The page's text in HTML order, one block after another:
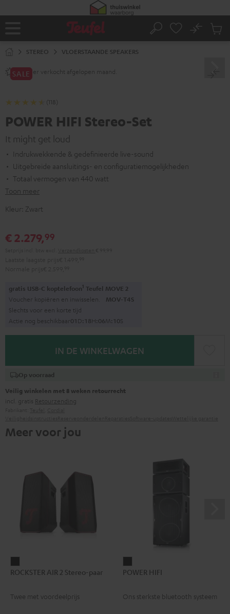
Home
Zoeken
No
STEREO VLOERSTAANDE SPEAKERS
80+ keer verkocht afgelopen maand.
SALE
(118)
POWER HIFI Stereo-Set
It might get loud
Indrukwekkende & gedefinieerde live-sound
Uitgebreide aansluitings- en configuratiemogelijkheden
Totaal vermogen van 440 watt
Toon meer
Kleur: Zwart
€ 2.279,99
gratis USB-C koptelefoon1 Teufel MOVE 2
Voucher kopiëren en inwisselen. MOV-T4S
Slechts voor een korte tijd
Actie nog beschikbaar01D:18H:06M:09S
IN DE WINKELWAGEN
Op voorraad
Veilig winkelen met 8 weken retourrecht
incl. gratis Retourzending
Meer voor jou
AIR
Stereo-
ROCKSTER AIR 2 Stereo-paar
Twee met voordeelprijs
HIFI
POWER HIFI
Ons sterkste bluetooth systeem